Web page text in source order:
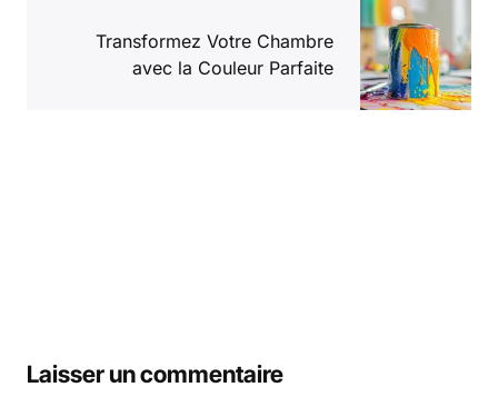
Transformez Votre Chambre
avec la Couleur Parfaite
Laisser un commentaire